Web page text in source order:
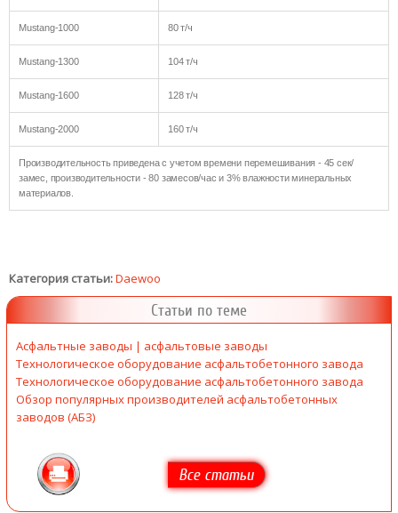
Mustang-1000 80 т/ч
Mustang-1300 104 т/ч
Mustang-1600 128 т/ч
Mustang-2000 160 т/ч
Производительность приведена с учетом времени перемешивания - 45 сек/
замес, производительности - 80 замесов/час и 3% влажности минеральных
материалов.
Категория статьи:Daewoo
Статьи по теме
Асфальтные заводы | асфальтовые заводы
Технологическое оборудование асфальтобетонного завода
Технологическое оборудование асфальтобетонного завода
Обзор популярных производителей асфальтобетонных
заводов (АБЗ)
Все статьи